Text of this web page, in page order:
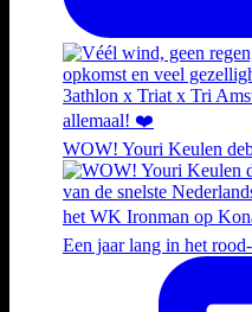
WOW! Youri Keulen
Een jaar lang in het